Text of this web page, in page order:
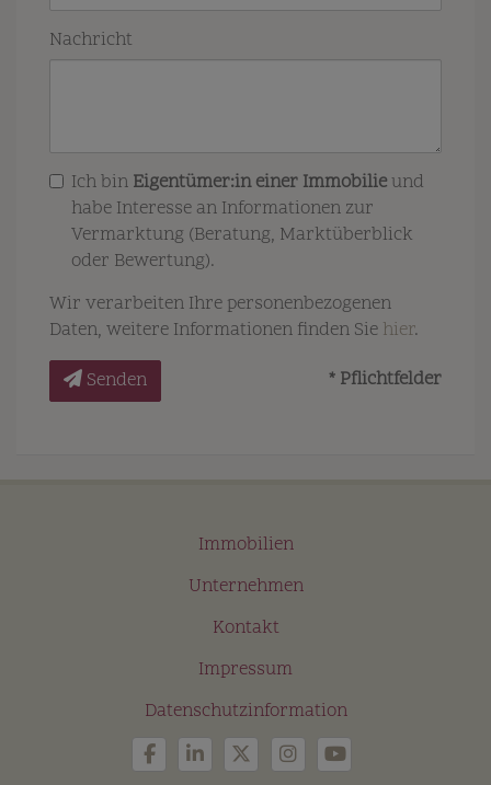
Nachricht
Ich bin Eigentümer:in einer Immobilieund
habe Interesse an Informationen zur
Vermarktung (Beratung, Marktüberblick
oder Bewertung).
Wir verarbeiten Ihre personenbezogenen
Daten, weitere Informationen finden Sie hier.
Senden
* Pflichtfelder
Immobilien
Unternehmen
Kontakt
Impressum
Datenschutzinformation